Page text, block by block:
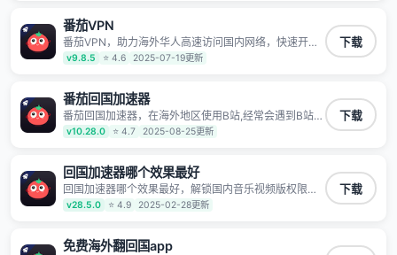
线。能加速访问优酷、爱奇艺、腾讯视频、B站、芒果
TV、西瓜视频、QQ音乐、网易云音乐、酷狗音乐、YY
等主流网站应用解除限制，带你穿梭加速回国。目前已
有上百万用户，用户整体好评95%以上，一对一在线客
服支持，保障你的使用体验。
番茄VPN
番茄VPN，助力海外华人高速访问国内网络，快速开启
国内各直播平台,解决国内视频、音乐卡顿问题；更能加
速海量国服游戏，超低延迟稳定不掉线,畅享国内网络！
v9.8.5 ⭐ 4.6 2025-07-19更新
下载
番茄回国加速器
番茄回国加速器，在海外地区使用B站,经常会遇到B站地
区版权限制/网络IP屏蔽,缓冲卡顿等问题,使用我们的哔
哩哔哩专用回国VPN,可加速解决各类网络问题,一键网络
7*24小时服务。
v10.28.0 ⭐ 4.7 2025-08-25更新
下载
回国加速器哪个效果最好
回国加速器哪个效果最好，解锁国内音乐视频版权限制.
刷剧不卡，高清秒开. 有效降低国服游戏延迟. 提升国内
主流应用访问速度 ; 独创加速黑科技 · 海量边缘. 动态多
v28.5.0 ⭐ 4.9 2025-02-28更新
下载
免费海外翻回国app